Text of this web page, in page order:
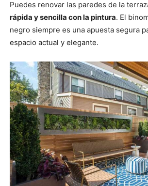
Puedes renovar las paredes de la
rápida y sencilla con la pintura. El
negro siempre es una apuesta segura
espacio actual y elegante.